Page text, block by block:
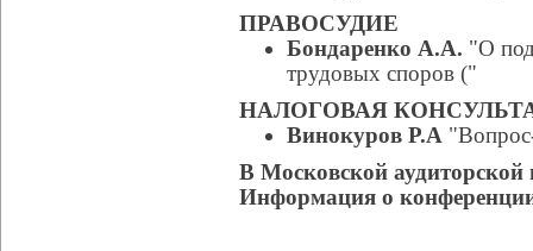
ПРАВОСУДИЕ
Бондаренко А.А. "О
трудовых споров ("
НАЛОГОВАЯ
Винокуров Р.А
В Московской аудиторской
Информация о